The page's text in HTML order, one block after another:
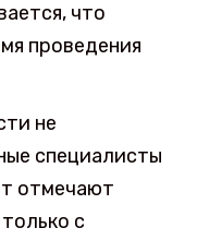
что
проведения
не
специалисты
отмечают
с